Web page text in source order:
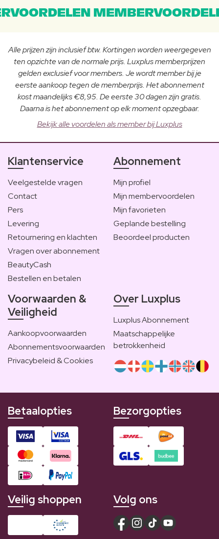
Alle prijzen zijn inclusief btw. Kortingen worden weergegeven
ten opzichte van de normale prijs. Luxplus memberprijzen
gelden exclusief voor members. Je wordt member bij je
eerste aankoop tegen de memberprijs. Het abonnement
kost maandelijks €8,95. De eerste 30 dagen zijn gratis.
Daarna is het abonnement op elk moment opzegbaar.
Bekijk alle voordelen als member bij Luxplus
Klantenservice
Veelgestelde vragen
Contact
Pers
Levering
Retournering en klachten
Vragen over abonnement
BeautyCash
Bestellen en betalen
Abonnement
Mijn profiel
Mijn membervoordelen
Mijn favorieten
Geplande bestelling
Beoordeel producten
Voorwaarden &
Veiligheid
Aankoopvoorwaarden
Abonnementsvoorwaarden
Privacybeleid & Cookies
Over Luxplus
Luxplus Abonnement
Maatschappelijke
betrokkenheid
Betaalopties Bezorgopties
Veilig shoppen Volg ons